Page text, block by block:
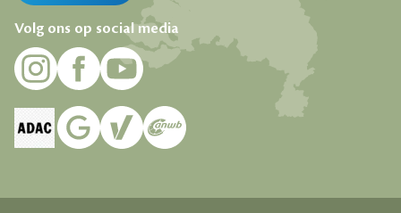
Volg ons op social media